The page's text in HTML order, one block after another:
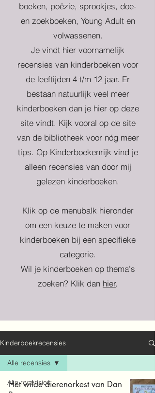
boeken, poëzie, sprookjes, doe-
en zoekboeken, Young Adult en
volwassenen.
Je vindt hier voornamelijk
recensies van kinderboeken voor
de leeftijden 4 t/m 12 jaar. Er
bestaan natuurlijk veel meer
kinderboeken dan je hier op deze
site vindt. Kijk vooral op de site
van de bibliotheek voor nóg meer
tips. Op Kinderboekenrijk vind je
alleen recensies van door mij
gelezen kinderboeken.
Klik op de menubalk hieronder
om een keuze te maken voor
kinderboeken bij een specifieke
categorie.
Wil je kinderboeken op thema's
zoeken? Klik dan hier.
Kinderboekrecensies
Alle recensies
Alle recensies
Het wilde dierenorkest van Dan